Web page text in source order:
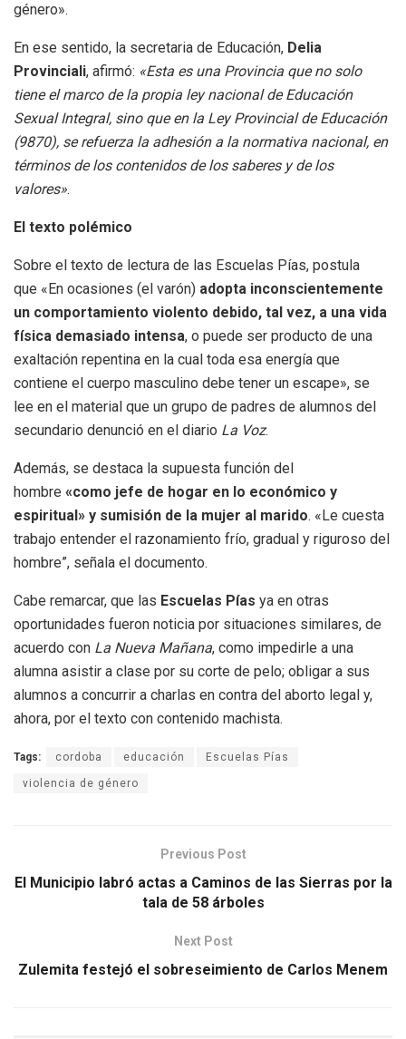
género».
En ese sentido, la secretaria de Educación, Delia
Provinciali, afirmó: «Esta es una Provincia que no solo
tiene el marco de la propia ley nacional de Educación
Sexual Integral, sino que en la Ley Provincial de Educación
(9870), se refuerza la adhesión a la normativa nacional, en
términos de los contenidos de los saberes y de los
valores».
El texto polémico
Sobre el texto de lectura de las Escuelas Pías, postula
que «En ocasiones (el varón) adopta inconscientemente
un comportamiento violento debido, tal vez, a una vida
física demasiado intensa, o puede ser producto de una
exaltación repentina en la cual toda esa energía que
contiene el cuerpo masculino debe tener un escape», se
lee en el material que un grupo de padres de alumnos del
secundario denunció en el diario La Voz.
Además, se destaca la supuesta función del
hombre «como jefe de hogar en lo económico y
espiritual» y sumisión de la mujer al marido. «Le cuesta
trabajo entender el razonamiento frío, gradual y riguroso del
hombre”, señala el documento.
​Cabe remarcar, que las Escuelas Pías ya en otras
oportunidades fueron noticia por situaciones similares, de
acuerdo con La Nueva Mañana, como impedirle a una
alumna asistir a clase por su corte de pelo; obligar a sus
alumnos a concurrir a charlas en contra del aborto legal y,
ahora, por el texto con contenido machista.
Tags: cordoba educación Escuelas Pías
violencia de género
Previous Post
El Municipio labró actas a Caminos de las Sierras por la
tala de 58 árboles
Next Post
Zulemita festejó el sobreseimiento de Carlos Menem